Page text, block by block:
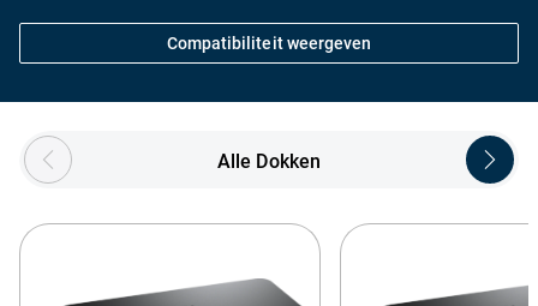
Compatibiliteit weergeven
Alle Dokken
Showing page 1 of 3